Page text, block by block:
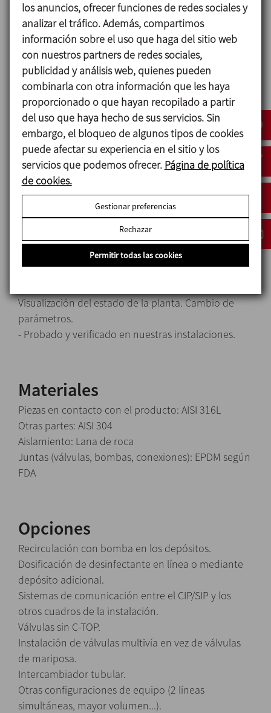
- El calentamiento se realiza por resistencias
eléctricas ubicadas en los depósitos.
- Dosificación de concentrados mediante bombas
peristálticas, de pistón o membrana.
- Bomba de impulsión Hyginox SE de 4kW.
- Colectores fabricados en AISI 316 con válvulas de
mariposa neumáticas con C-TOP.
- Bastidor con ruedas en AISI 304.
- Filtro en el retorno.
- Control de temperatura en los depósitos, y control
de conductividad en el retorno.
- Control de niveles de los depósitos.
- Control de flujo en el retorno.
- Manómetro en la impulsión de la bomba.
- Visualización y mando con panel táctil de 6".
- Control del sistema mediante PLC Siemens.
- 5 programas: preparación, limpieza corta depósito,
limpieza corta líneas, limpieza larga depósito y
Visualización del estado de la planta. Cambio de
parámetros.
- Probado y verificado en nuestras instalaciones.
Materiales
Piezas en contacto con el producto: AISI 316L
Otras partes: AISI 304
Aislamiento: Lana de roca
Juntas (válvulas, bombas, conexiones): EPDM según
FDA
Opciones
Recirculación con bomba en los depósitos.
Dosificación de desinfectante en línea o mediante
depósito adicional.
Sistemas de comunicación entre el CIP/SIP y los
otros cuadros de la instalación.
Válvulas sin C-TOP.
Instalación de válvulas multivía en vez de válvulas
de mariposa.
Intercambiador tubular.
Otras configuraciones de equipo (2 líneas
simultáneas, mayor volumen...).
los anuncios, ofrecer funciones de redes sociales y
analizar el tráfico. Además, compartimos
información sobre el uso que haga del sitio web
con nuestros partners de redes sociales,
publicidad y análisis web, quienes pueden
combinarla con otra información que les haya
proporcionado o que hayan recopilado a partir
del uso que haya hecho de sus servicios. Sin
embargo, el bloqueo de algunos tipos de cookies
puede afectar su experiencia en el sitio y los
servicios que podemos ofrecer. Página de política
de cookies.
Gestionar preferencias
Rechazar
Permitir todas las cookies